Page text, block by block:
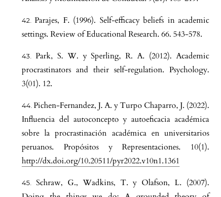
Parajes, F. (1996). Self-efficacy beliefs in academic
settings. Review of Educational Research. 66. 543-578.
Park, S. W. y Sperling, R. A. (2012). Academic
procrastinators and their self-regulation. Psychology.
3(01). 12.
Pichen-Fernandez, J. A. y Turpo Chaparro, J. (2022).
Influencia del autoconcepto y autoeficacia académica
sobre la procrastinación académica en universitarios
peruanos. Propósitos y Representaciones. 10(1).
http://dx.doi.org/10.20511/pyr2022.v10n1.1361
Schraw, G., Wadkins, T. y Olafson, L. (2007).